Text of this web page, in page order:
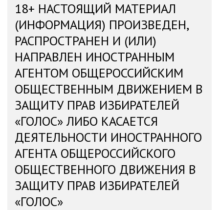
18+ НАСТОЯЩИЙ МАТЕРИАЛ
(ИНФОРМАЦИЯ) ПРОИЗВЕДЕН,
РАСПРОСТРАНЕН И (ИЛИ)
НАПРАВЛЕН ИНОСТРАННЫМ
АГЕНТОМ ОБЩЕРОССИЙСКИМ
ОБЩЕСТВЕННЫМ ДВИЖЕНИЕМ В
ЗАЩИТУ ПРАВ ИЗБИРАТЕЛЕЙ
«ГОЛОС» ЛИБО КАСАЕТСЯ
ДЕЯТЕЛЬНОСТИ ИНОСТРАННОГО
АГЕНТА ОБЩЕРОССИЙСКОГО
ОБЩЕСТВЕННОГО ДВИЖЕНИЯ В
ЗАЩИТУ ПРАВ ИЗБИРАТЕЛЕЙ
«ГОЛОС»